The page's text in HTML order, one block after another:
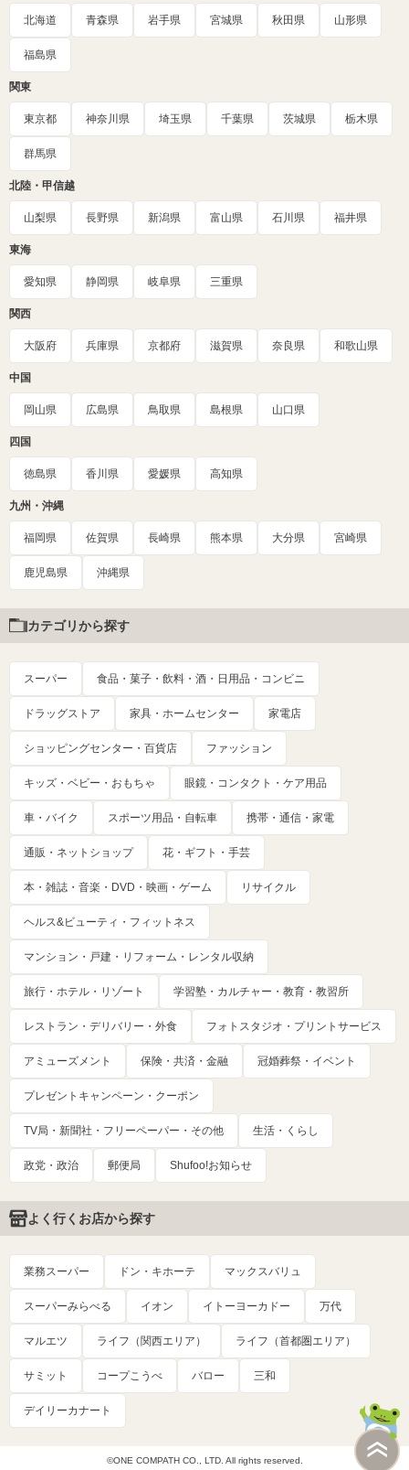
北海道 青森県 岩手県 宮城県 秋田県 山形県
福島県
関東
東京都 神奈川県 埼玉県 千葉県 茨城県 栃木県
群馬県
北陸・甲信越
山梨県 長野県 新潟県 富山県 石川県 福井県
東海
愛知県 静岡県 岐阜県 三重県
関西
大阪府 兵庫県 京都府 滋賀県 奈良県 和歌山県
中国
岡山県 広島県 鳥取県 島根県 山口県
四国
徳島県 香川県 愛媛県 高知県
九州・沖縄
福岡県 佐賀県 長崎県 熊本県 大分県 宮崎県
鹿児島県 沖縄県
カテゴリから探す
スーパー 食品・菓子・飲料・酒・日用品・コンビニ
ドラッグストア 家具・ホームセンター 家電店
ショッピングセンター・百貨店 ファッション
キッズ・ベビー・おもちゃ 眼鏡・コンタクト・ケア用品
車・バイク スポーツ用品・自転車 携帯・通信・家電
通販・ネットショップ 花・ギフト・手芸
本・雑誌・音楽・DVD・映画・ゲーム リサイクル
ヘルス&ビューティ・フィットネス
マンション・戸建・リフォーム・レンタル収納
旅行・ホテル・リゾート 学習塾・カルチャー・教育・教習所
レストラン・デリバリー・外食 フォトスタジオ・プリントサービス
アミューズメント 保険・共済・金融 冠婚葬祭・イベント
プレゼントキャンペーン・クーポン
TV局・新聞社・フリーペーパー・その他 生活・くらし
政党・政治 郵便局 Shufoo!お知らせ
よく行くお店から探す
業務スーパー ドン・キホーテ マックスバリュ
スーパーみらべる イオン イトーヨーカドー 万代
マルエツ ライフ（関西エリア） ライフ（首都圏エリア）
サミット コープこうべ バロー 三和
デイリーカナート
©ONE COMPATH CO., LTD. All rights reserved.